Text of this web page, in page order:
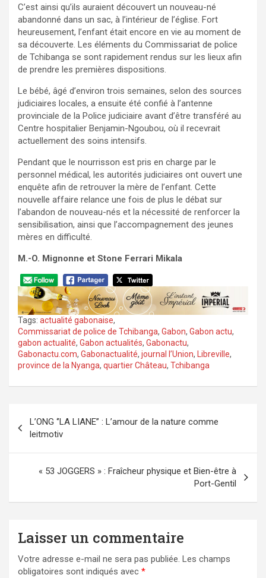
C’est ainsi qu’ils auraient découvert un nouveau-né
abandonné dans un sac, à l’intérieur de l’église. Fort
heureusement, l’enfant était encore en vie au moment de
sa découverte. Les éléments du Commissariat de police
de Tchibanga se sont rapidement rendus sur les lieux afin
de prendre les premières dispositions.
Le bébé, âgé d’environ trois semaines, selon des sources
judiciaires locales, a ensuite été confié à l’antenne
provinciale de la Police judiciaire avant d’être transféré au
Centre hospitalier Benjamin-Ngoubou, où il recevrait
actuellement des soins intensifs.
Pendant que le nourrisson est pris en charge par le
personnel médical, les autorités judiciaires ont ouvert une
enquête afin de retrouver la mère de l’enfant. Cette
nouvelle affaire relance une fois de plus le débat sur
l’abandon de nouveau-nés et la nécessité de renforcer la
sensibilisation, ainsi que l’accompagnement des jeunes
mères en difficulté.
M.-O. Mignonne et Stone Ferrari Mikala
Tags: actualité gabonaise,
Commissariat de police de Tchibanga, Gabon, Gabon actu,
gabon actualité, Gabon actualités, Gabonactu,
Gabonactu.com, Gabonactualité, journal l’Union, Libreville,
province de la Nyanga, quartier Château, Tchibanga
Navigation
de
l’article
L’ONG ‘’LA LIANE’’ : L’amour de la nature comme
leitmotiv
« 53 JOGGERS » : Fraîcheur physique et Bien-être à
Port-Gentil
Laisser un commentaire
Votre adresse e-mail ne sera pas publiée. Les champs
obligatoires sont indiqués avec *